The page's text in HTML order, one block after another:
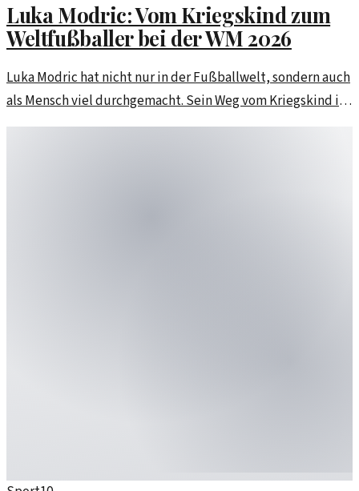
Luka Modric: Vom Kriegskind zum
Weltfußballer bei der WM 2026
Luka Modric hat nicht nur in der Fußballwelt, sondern auch
als Mensch viel durchgemacht. Sein Weg vom Kriegskind in
Kroatien zum Weltfußballer ist inspirierend.